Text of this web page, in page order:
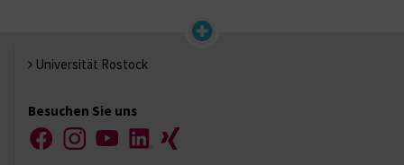
Universität Rostock
Besuchen Sie uns
FacebookInstagramYouTubeLinkedIn
Xing